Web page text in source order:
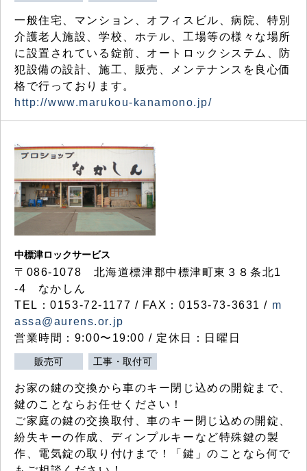
一般住宅、マンション、オフィスビル、病院、特別
介護老人施設、学校、ホテル、工場等の様々な場所
に設置されている錠前、オートロックシステム、防
犯設備の設計、施工、販売、メンテナンスを良心価
格で行っております。
http://www.marukou-kanamono.jp/
中標津ロックサービス
〒086-1078 北海道標津郡中標津町東３８条北1
-4 なかしん
TEL：0153-72-1177 / FAX：0153-73-3631 / m
assa@aurens.or.jp
営業時間：9:00〜19:00 / 定休日：日曜日
販売可 工事・取付可
お家の鍵の交換から車のキー閉じ込めの開錠まで、
鍵のことならお任せください！
ご家庭の鍵の交換取付、車のキー閉じ込めの開錠、
紛失キーの作成、ディンプルキーなど特殊鍵の製
作、電気錠の取り付けまで！「鍵」のことなら何で